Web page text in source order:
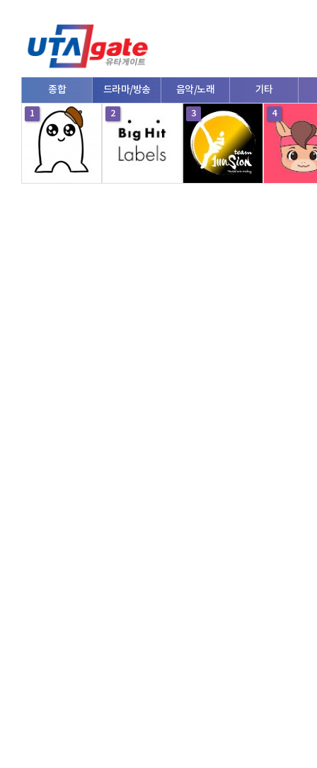
종합 드라마/방송 음악/노래 기타
V로그/소통 영화/뮤지컬 연예인 한류/외국인
댄스 e스포츠 자동차 커플/연애
1 2 3 4